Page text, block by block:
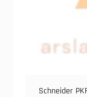
Schneider